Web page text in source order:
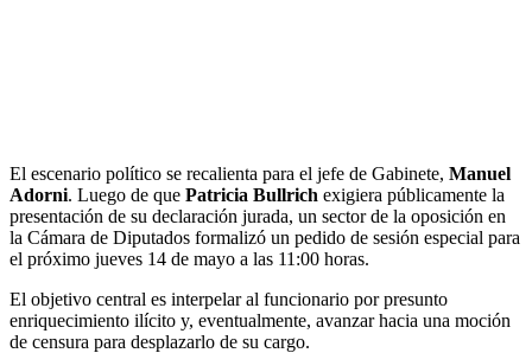
El escenario político se recalienta para el jefe de Gabinete, Manuel
Adorni. Luego de que Patricia Bullrich exigiera públicamente la
presentación de su declaración jurada, un sector de la oposición en
la Cámara de Diputados formalizó un pedido de sesión especial para
el próximo jueves 14 de mayo a las 11:00 horas.
El objetivo central es interpelar al funcionario por presunto
enriquecimiento ilícito y, eventualmente, avanzar hacia una moción
de censura para desplazarlo de su cargo.